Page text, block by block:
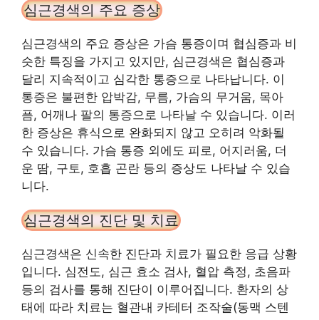
심근경색의 주요 증상
심근경색의 주요 증상은 가슴 통증이며 협심증과 비
슷한 특징을 가지고 있지만, 심근경색은 협심증과
달리 지속적이고 심각한 통증으로 나타납니다. 이
통증은 불편한 압박감, 무름, 가슴의 무거움, 목아
픔, 어깨나 팔의 통증으로 나타날 수 있습니다. 이러
한 증상은 휴식으로 완화되지 않고 오히려 악화될
수 있습니다. 가슴 통증 외에도 피로, 어지러움, 더
운 땀, 구토, 호흡 곤란 등의 증상도 나타날 수 있습
니다.
심근경색의 진단 및 치료
심근경색은 신속한 진단과 치료가 필요한 응급 상황
입니다. 심전도, 심근 효소 검사, 혈압 측정, 초음파
등의 검사를 통해 진단이 이루어집니다. 환자의 상
태에 따라 치료는 혈관내 카테터 조작술(동맥 스텐